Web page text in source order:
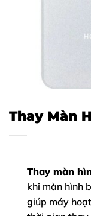
Thay Màn
Thay màn
khi màn hình
giúp máy